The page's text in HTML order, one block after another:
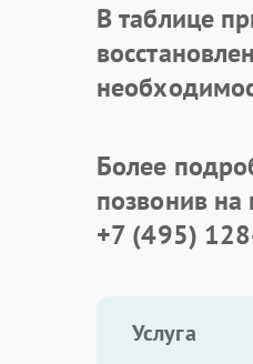
В таблице
Более
позвонив
+7 (495)
Услуга